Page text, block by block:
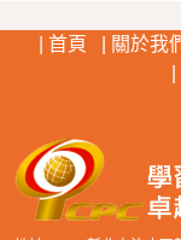
首頁 關於我